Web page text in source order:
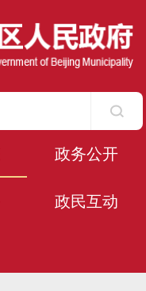
政务公开
政民互动